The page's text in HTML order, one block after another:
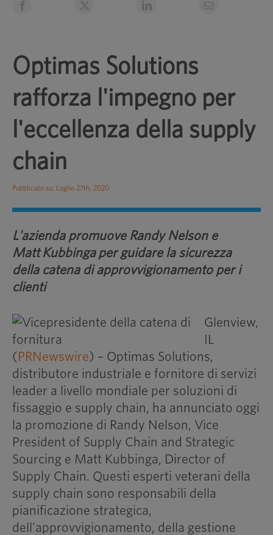
Optimas Solutions
rafforza l'impegno per
l'eccellenza della supply
chain
Pubblicato su: Luglio 27th, 2020
L'azienda promuove Randy Nelson e
MattKubbingaper guidare la sicurezza
della catena di approvvigionamento per i
clienti
Glenview,
IL
( PRNewswire) – Optimas Solutions,
distributore industriale e fornitore di servizi
leader a livello mondiale per soluzioni di
fissaggio e supply chain, ha annunciato oggi
la promozione di Randy Nelson, Vice
President of Supply Chain and Strategic
Sourcing e Matt Kubbinga, Director of
Supply Chain. Questi esperti veterani della
supply chain sono responsabili della
pianificazione strategica,
dell'approvvigionamento, della gestione